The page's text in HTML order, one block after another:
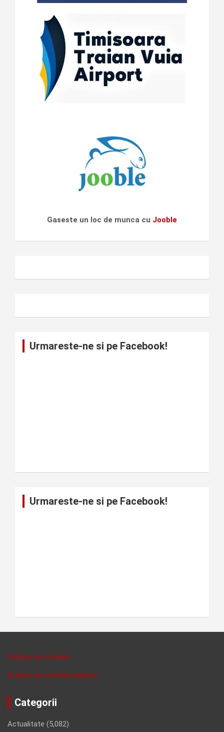
Gaseste un loc de munca cu Jooble
Urmareste-ne si pe Facebook!
Urmareste-ne si pe Facebook!
Politica de cookies
Politica de confidentalitate
Categorii
Actualitate (5,082)